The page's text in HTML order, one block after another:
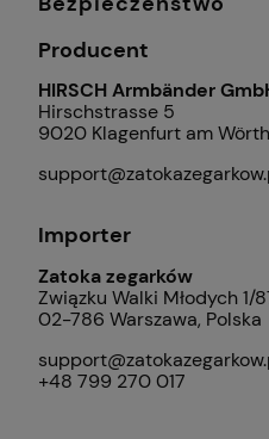
Producent
HIRSCH Armbänder
Hirschstrasse 5
9020 Klagenfurt am
Importer
Zatoka zegarków
Związku Walki Młodych 1/
02-786 Warszawa, Polska
+48 799 270 017